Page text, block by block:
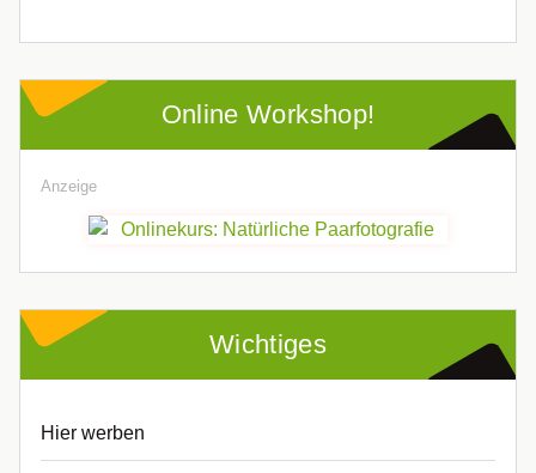
Online Workshop!
Anzeige
Wichtiges
Hier werben